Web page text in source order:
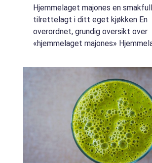
Hjemmelaget majones en
tilrettelagt i ditt eget kjøkken En
overordnet, grundig oversikt over
«hjemmelaget majones»
emulsjonssaus som kan tilføre en
dimensjon til enhve...